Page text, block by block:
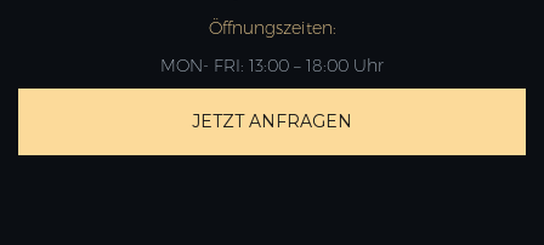
Öffnungszeiten:
MON- FRI: 13:00 – 18:00 Uhr
JETZT ANFRAGEN